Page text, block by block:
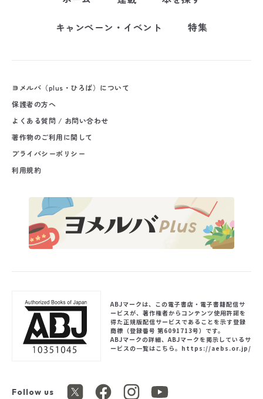
キャンペーン・イベント
特集
ヨメルバ（plus・ひろば）について
保護者の方へ
よくある質問 / お問い合わせ
著作物のご利用に関して
プライバシーポリシー
利用規約
Follow us
ABJマークは、この電子書店・電子書籍配信サ
ービスが、著作権者からコンテンツ使用許諾を
得た正規版配信サービスであることを示す登録
商標（登録番号 第6091713号）です。
ABJマークの詳細、ABJマークを掲示しているサ
ービスの一覧はこちら。 https://aebs.or.jp/